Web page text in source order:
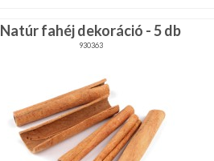
Natúr fahéj dekoráció - 5 db
930363